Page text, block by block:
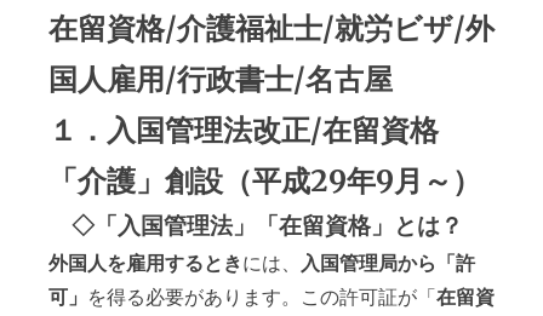
ー
在留資格/介護福祉士/就労ビザ/外
国人雇用/行政書士/名古屋
１．入国管理法改正/在留資格
「介護」創設（平成29年9月～）
◇「入国管理法」「在留資格」とは？
外国人を雇用するときには、
入国管理局から「許
可」 を得る必要があります。この許可証が「在留資